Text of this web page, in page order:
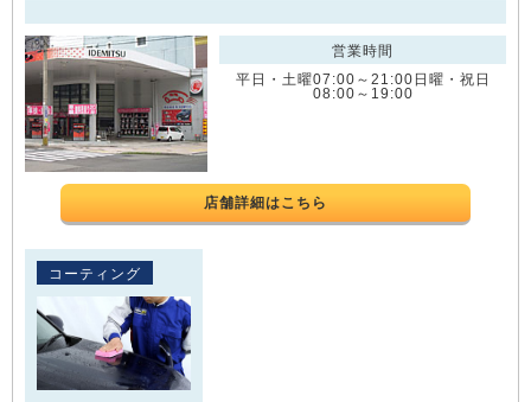
営業時間
平日・土曜07:00～21:00日曜・祝日
08:00～19:00
店舗詳細はこちら
コーティング